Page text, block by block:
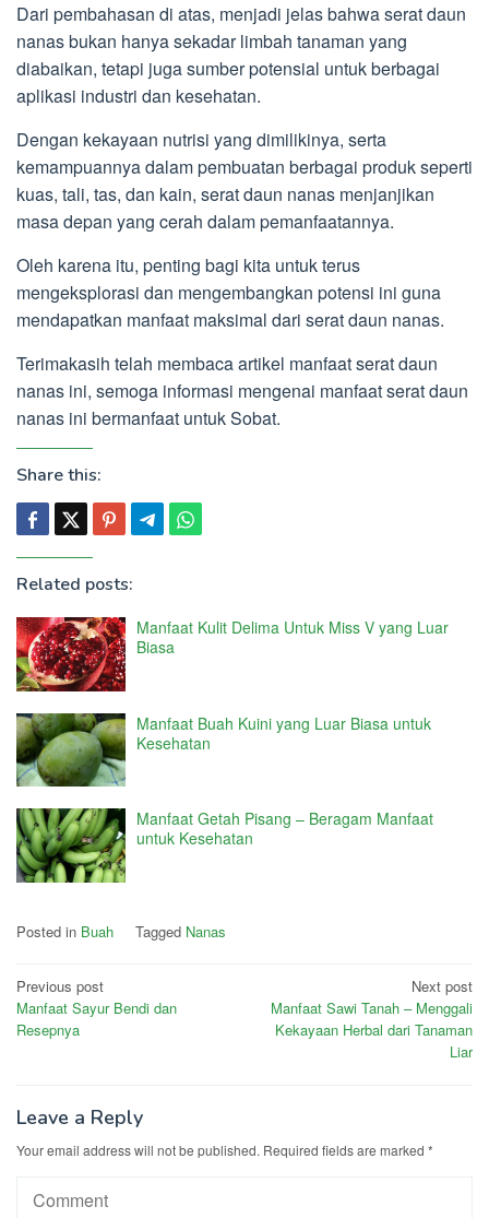
Dari pembahasan di atas, menjadi jelas bahwa serat daun
nanas bukan hanya sekadar limbah tanaman yang
diabaikan, tetapi juga sumber potensial untuk berbagai
aplikasi industri dan kesehatan.
Dengan kekayaan nutrisi yang dimilikinya, serta
kemampuannya dalam pembuatan berbagai produk seperti
kuas, tali, tas, dan kain, serat daun nanas menjanjikan
masa depan yang cerah dalam pemanfaatannya.
Oleh karena itu, penting bagi kita untuk terus
mengeksplorasi dan mengembangkan potensi ini guna
mendapatkan manfaat maksimal dari serat daun nanas.
Terimakasih telah membaca artikel manfaat serat daun
nanas ini, semoga informasi mengenai manfaat serat daun
nanas ini bermanfaat untuk Sobat.
Share this:
Related posts:
Manfaat Kulit Delima Untuk Miss V yang Luar
Biasa
Manfaat Buah Kuini yang Luar Biasa untuk
Kesehatan
Manfaat Getah Pisang – Beragam Manfaat
untuk Kesehatan
Posted in Buah Tagged Nanas
Post
navigation
Previous post
Manfaat Sayur Bendi dan
Resepnya
Next post
Manfaat Sawi Tanah – Menggali
Kekayaan Herbal dari Tanaman
Liar
Leave a Reply
Your email address will not be published. Required fields are marked *